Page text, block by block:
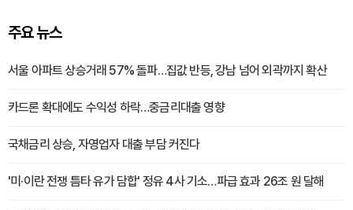
주요 뉴스
서울 아파트 상승거래 57% 돌파…집값 반등, 강남 넘어 외곽까지 확산
카드론 확대에도 수익성 하락…중금리대출 영향
국채금리 상승, 자영업자 대출 부담 커진다
'미·이란 전쟁 틈타 유가 담합' 정유 4사 기소…파급 효과 26조 원 달해